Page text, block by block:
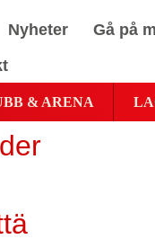
Nyheter Gå på
& ARENA